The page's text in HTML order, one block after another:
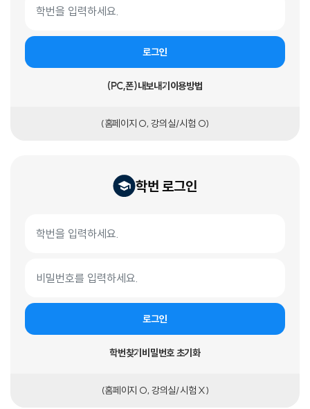
로그인
(PC,폰)내보내기이용방법
(홈페이지 O, 강의실/시험 O)
학번 로그인
로그인
학번찾기비밀번호 초기화
(홈페이지 O, 강의실/시험 X)